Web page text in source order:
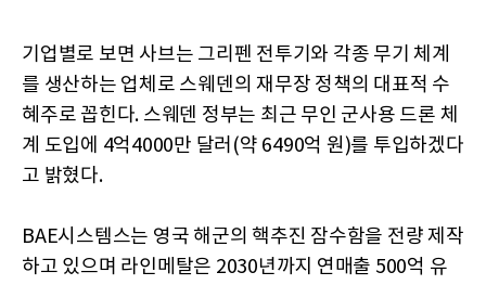
기업별로 보면 사브는 그리펜 전투기와 각종 무기 체계
를 생산하는 업체로 스웨덴의 재무장 정책의 대표적 수
혜주로 꼽힌다. 스웨덴 정부는 최근 무인 군사용 드론 체
계 도입에 4억4000만 달러(약 6490억 원)를 투입하겠다
고 밝혔다.
BAE시스템스는 영국 해군의 핵추진 잠수함을 전량 제작
하고 있으며 라인메탈은 2030년까지 연매출 500억 유